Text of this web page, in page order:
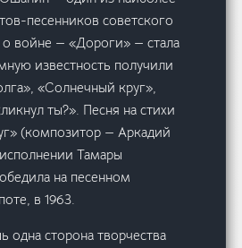
песенников советского
войне — «Дороги» — стала
известность получили
«Солнечный круг»,
ты?». Песня на стихи
(композитор — Аркадий
Тамары
на песенном
в 1963.
одна сторона творчества